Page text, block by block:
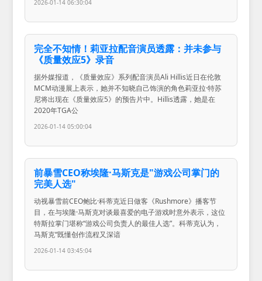
2026-01-14 06:30:04
完全不知情！莉亚拉配音演员透露：并未参与
《质量效应5》录音
据外媒报道，《质量效应》系列配音演员Ali Hillis近日在伦敦
MCM动漫展上表示，她并不知晓自己饰演的角色莉亚拉·特苏
尼将出现在《质量效应5》的预告片中。Hillis透露，她是在
2020年TGA公
2026-01-14 05:00:04
前暴雪CEO称埃隆·马斯克是"游戏公司掌门的
完美人选"
动视暴雪前CEO鲍比·科蒂克近日做客《Rushmore》播客节
目，在与埃隆·马斯克对谈最喜爱的电子游戏时意外表示，这位
特斯拉掌门堪称“游戏公司负责人的最佳人选”。科蒂克认为，
马斯克“既懂创作流程又深谙
2026-01-14 03:45:04